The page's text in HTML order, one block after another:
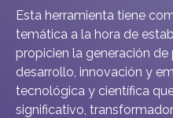
Esta herramienta tiene
temática a la hora de
propicien la generación
desarrollo, innovación y
tecnológica y científica
significativo,